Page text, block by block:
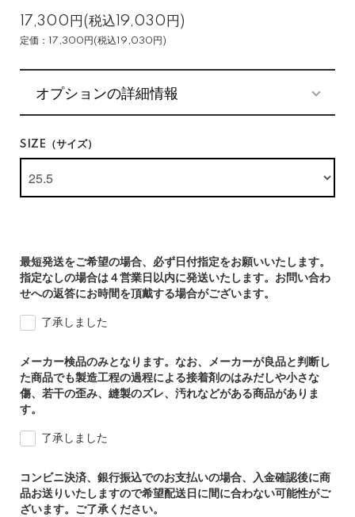
17,300円(税込19,030円)
定価：17,300円(税込19,030円)
オプションの詳細情報
SIZE（サイズ）
最短発送をご希望の場合、必ず日付指定をお願いいたします。
指定なしの場合は４営業日以内に発送いたします。お問い合わ
せへの返答にお時間を頂戴する場合がございます。
了承しました
メーカー検品のみとなります。なお、メーカーが良品と判断し
た商品でも製造工程の過程による接着剤のはみだしや小さな
傷、若干の歪み、縫製のズレ、汚れなどがある商品がありま
す。
了承しました
コンビニ決済、銀行振込でのお支払いの場合、入金確認後に商
品お送りいたしますので希望配送日に間に合わない可能性がご
ざいます。ご了承ください。